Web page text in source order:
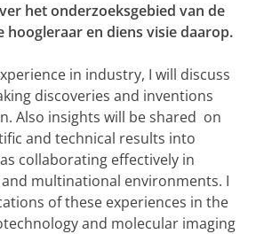
het onderzoeksgebied van de
hoogleraar en diens visie daarop.
in industry, I will discuss
discoveries and inventions
Also insights will be shared on
and technical results into
collaborating effectively in
multinational environments. I
of these experiences in the
and molecular imaging